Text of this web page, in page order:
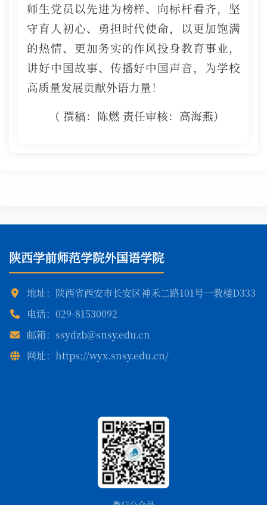
师生党员以先进为榜样、向标杆看齐，坚
守育人初心、勇担时代使命，以更加饱满
的热情、更加务实的作风投身教育事业，
讲好中国故事、传播好中国声音，为学校
高质量发展贡献外语力量！
（ 撰稿：陈燃 责任审核：高海燕）
陕西学前师范学院外国语学院
地址：陕西省西安市长安区神禾二路101号一教楼D333
电话：029-81530092
邮箱：ssydzb@snsy.edu.cn
网址：https://wyx.snsy.edu.cn/